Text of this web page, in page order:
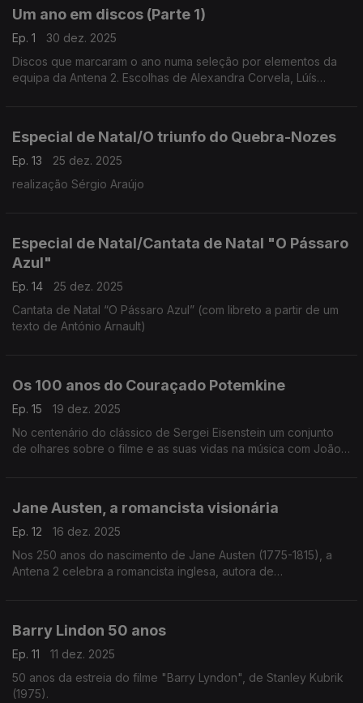
Um ano em discos (Parte 1)
Ep. 1
30 dez. 2025
Discos que marcaram o ano numa seleção por elementos da
equipa da Antena 2. Escolhas de Alexandra Corvela, Lúís
Especial de Natal/O triunfo do Quebra-Nozes
Ep. 13
25 dez. 2025
realização Sérgio Araújo
Especial de Natal/Cantata de Natal "O Pássaro
Azul"
Ep. 14
25 dez. 2025
Cantata de Natal “O Pássaro Azul” (com libreto a partir de um
texto de António Arnault)
Os 100 anos do Couraçado Potemkine
Ep. 15
19 dez. 2025
No centenário do clássico de Sergei Eisenstein um conjunto
de olhares sobre o filme e as suas vidas na música com João
Jane Austen, a romancista visionária
Ep. 12
16 dez. 2025
Nos 250 anos do nascimento de Jane Austen (1775-1815), a
Antena 2 celebra a romancista inglesa, autora de
Barry Lindon 50 anos
Ep. 11
11 dez. 2025
50 anos da estreia do filme "Barry Lyndon", de Stanley Kubrik
(1975).